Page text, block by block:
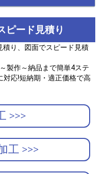
ピード見積り
積り、図面でスピード見積
製作～納品まで簡単4ステ
対応!短納期・適正価格で高
>>>
工 >>>